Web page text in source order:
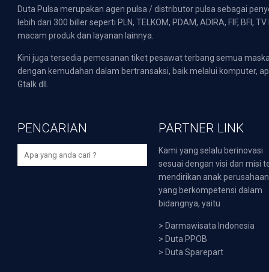
Duta Pulsa merupakan agen pulsa / distributor pulsa sebagai
lebih dari 300 biller seperti PLN, TELKOM, PDAM, ADIRA, FIF,
macam produk dan layanan lainnya.
Kini juga tersedia pemesanan tiket pesawat terbang semua
dengan kemudahan dalam bertransaksi, baik melalui komputer,
Gtalk dll.
PENCARIAN PARTNER LINK
Kami yang selalu berinovasi
sesuai dengan visi dan misi
mendirikan anak perusahaan
yang berkompetensi dalam
bidangnya, yaitu :
> Darmawisata Indonesia
> Duta PPOB
> Duta Sparepart